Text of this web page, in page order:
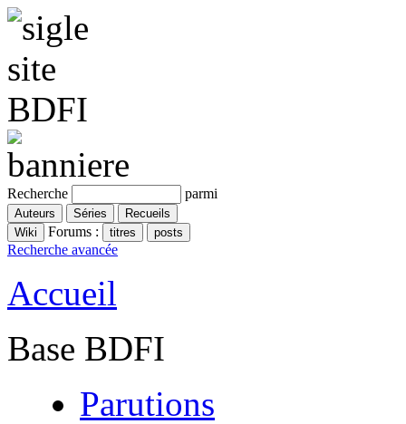
Recherche parmi
Forums :
Recherche avancée
Accueil
Base BDFI
Parutions